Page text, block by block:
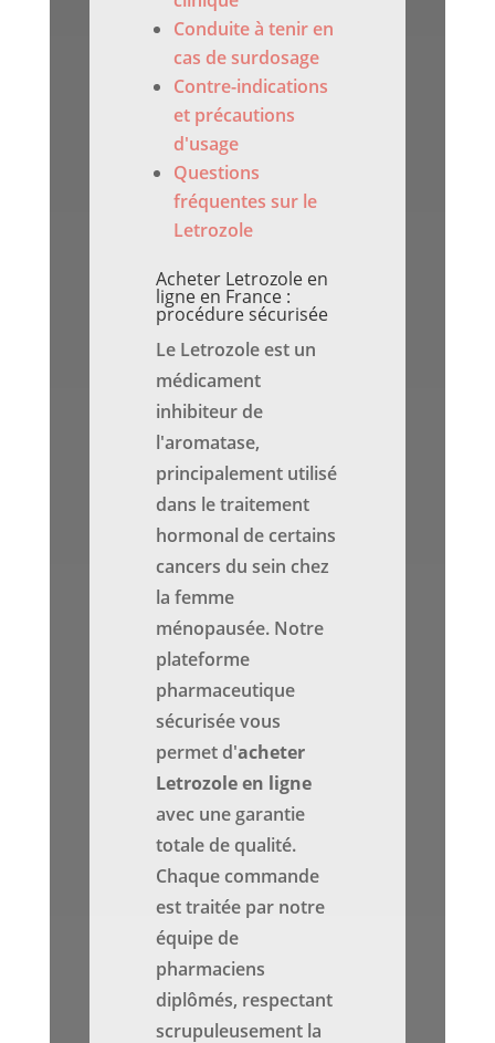
Conduite à tenir en
cas de surdosage
Contre-indications
et précautions
d'usage
Questions
fréquentes sur le
Letrozole
Acheter Letrozole en
ligne en France :
procédure sécurisée
Le Letrozole est un
médicament
inhibiteur de
l'aromatase,
principalement utilisé
dans le traitement
hormonal de certains
cancers du sein chez
la femme
ménopausée. Notre
plateforme
pharmaceutique
sécurisée vous
permet d'acheter
Letrozole en ligne
avec une garantie
totale de qualité.
Chaque commande
est traitée par notre
équipe de
pharmaciens
diplômés, respectant
scrupuleusement la